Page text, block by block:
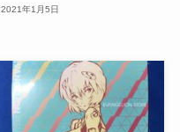
2021年1月5日